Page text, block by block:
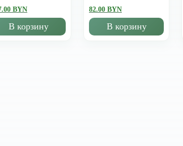
BYN
В корзину
82.00 BYN
В корзину